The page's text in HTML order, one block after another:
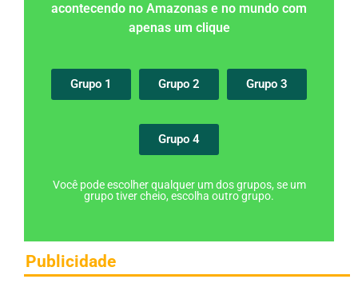
acontecendo no Amazonas e no mundo com
apenas um clique
Grupo 1 Grupo 2 Grupo 3
Grupo 4
Você pode escolher qualquer um dos grupos, se um
grupo tiver cheio, escolha outro grupo.
Publicidade